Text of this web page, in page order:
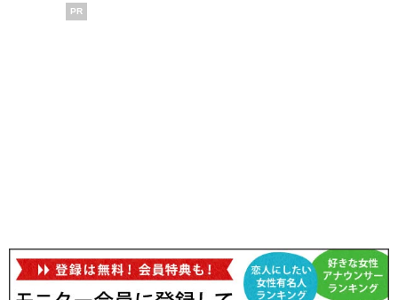
PR